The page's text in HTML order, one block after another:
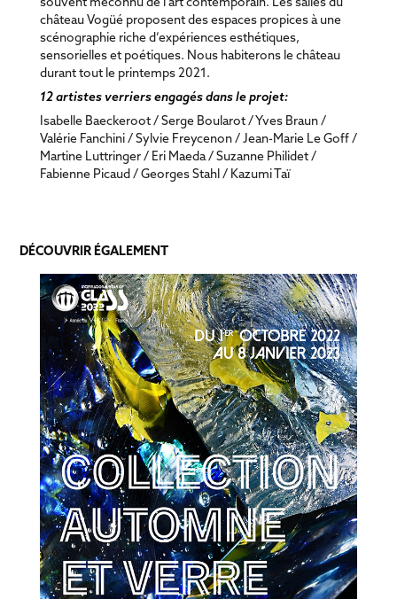
château Vogüé proposent des espaces propices à une
scénographie riche d’expériences esthétiques,
sensorielles et poétiques. Nous habiterons le château
durant tout le printemps 2021.
12 artistes verriers engagés dans le projet:
Isabelle Baeckeroot / Serge Boularot / Yves Braun /
Valérie Fanchini / Sylvie Freycenon / Jean-Marie Le Goff /
Martine Luttringer / Eri Maeda / Suzanne Philidet /
Fabienne Picaud / Georges Stahl / Kazumi Taï
DÉCOUVRIR ÉGALEMENT
COLLECTION AUTOMNE ET VERRE